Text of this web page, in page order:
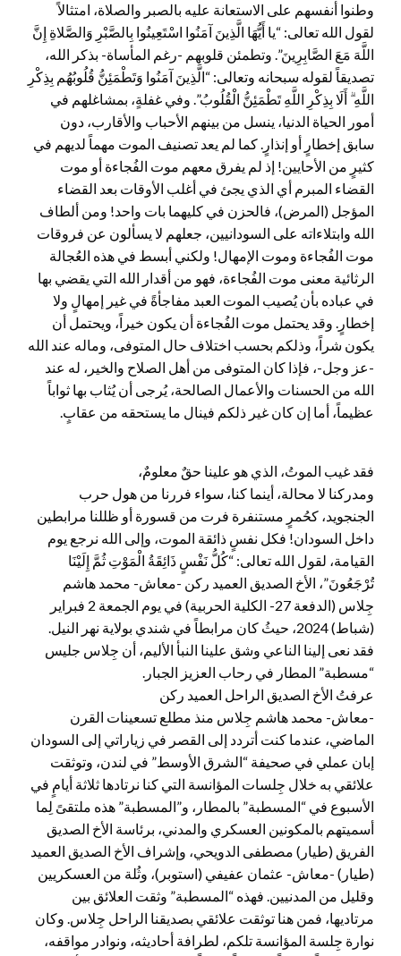
وطنوا أنفسهم على الاستعانة عليه بالصبر والصلاة، امتثالاً
لقول الله تعالى: “يا أَيُّهَا الَّذِينَ آمَنُوا اسْتَعِينُوا بِالصَّبْرِ وَالصَّلاةِ إِنَّ
اللَّهَ مَعَ الصَّابِرِينَ”. وتطمئن قلوبهم -رغم المأساة- بذكر الله،
تصديقاً لقوله سبحانه وتعالى: “الَّذِينَ آمَنُوا وَتَطْمَئِنُّ قُلُوبُهُم بِذِكْرِ
اللَّهِ ۗ أَلَا بِذِكْرِ اللَّهِ تَطْمَئِنُّ الْقُلُوبُ”. وفي غفلةٍ، بمشاغلهم في
أمور الحياة الدنيا، ينسل من بينهم الأحباب والأقارب، دون
سابق إخطارٍ أو إنذارٍ. كما لم يعد تصنيف الموت مهماً لديهم في
كثيرٍ من الأحايين! إذ لم يفرق معهم موت الفُجاءة أو موت
القضاء المبرم أي الذي يجئ في أغلب الأوقات بعد القضاء
المؤجل (المرض)، فالحزن في كليهما بات واحد! ومن ألطاف
الله وابتلاءاته على السودانيين، جعلهم لا يسألون عن فروقات
موت الفُجاءة وموت الإمهال! ولكني أبسط في هذه العُجالة
الرثائية معنى موت الفُجاءة، فهو من أقدار الله التي يقضي بها
في عباده بأن يُصيب الموت العبد مفاجأةً في غير إمهالٍ ولا
إخطارٍ. وقد يحتمل موت الفُجاءة أن يكون خيراً، ويحتمل أن
يكون شراً، وذلكم بحسب اختلاف حال المتوفى، وماله عند الله
-عز وجل-، فإذا كان المتوفى من أهل الصلاح والخير، له عند
الله من الحسنات والأعمال الصالحة، يُرجى أن يُثاب بها ثواباً
عظيماً، أما إن كان غير ذلكم فينال ما يستحقه من عقابٍ.
فقد غيب الموتُ، الذي هو علينا حقٌ معلومٌ،
ومدركنا لا محالة، أينما كنا، سواء فررنا من هول حرب
الجنجويد، كحُمرٍ مستنفرة فرت من قسورة أو ظللنا مرابطين
داخل السودان! فكل نفسٍ ذائقة الموت، وإلى الله نرجع يوم
القيامة، لقول الله تعالى: “كُلُّ نَفْسٍ ذَائِقَةُ الْمَوْتِ ثُمَّ إِلَيْنَا
تُرْجَعُونَ”، الأخ الصديق العميد ركن -معاش- محمد هاشم
جِلاس (الدفعة 27- الكلية الحربية) في يوم الجمعة 2 فبراير
(شباط) 2024، حيثُ كان مرابطاً في شندي بولاية نهر النيل.
فقد نعى إلينا الناعي وشق علينا النبأ الأليم، أن جِلاس جليس
“مسطبة” المطار في رحاب العزيز الجبار.
عرفتُ الأخ الصديق الراحل العميد ركن
-معاش- محمد هاشم جِلاس منذ مطلع تسعينات القرن
الماضي، عندما كنت أتردد إلى القصر في زياراتي إلى السودان
إبان عملي في صحيفة “الشرق الأوسط” في لندن، وتوثقت
علائقي به خلال جِلسات المؤانسة التي كنا نرتادها ثلاثة أيامٍ في
الأسبوع في “المسطبة” بالمطار، و”المسطبة” هذه ملتقىً لِما
أسميتهم بالمكونين العسكري والمدني، برئاسة الأخ الصديق
الفريق (طيار) مصطفى الدويحي، وإشراف الأخ الصديق العميد
(طيار) -معاش- عثمان عفيفي (استوبر)، وثُلة من العسكريين
وقليل من المدنيين. فهذه “المسطبة” وثقت العلائق بين
مرتاديها، فمن هنا توثقت علائقي بصديقنا الراحل جِلاس. وكان
نوارة جِلسة المؤانسة تلكم، لطرافة أحاديثه، ونوادر مواقفه،